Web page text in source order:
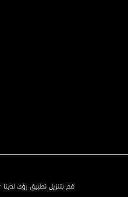
قم بتنزيل تطبيق رؤى لدينا